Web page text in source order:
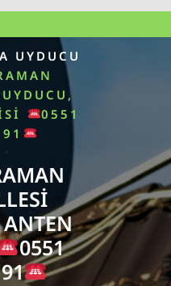
UYDUCU
0551
0551